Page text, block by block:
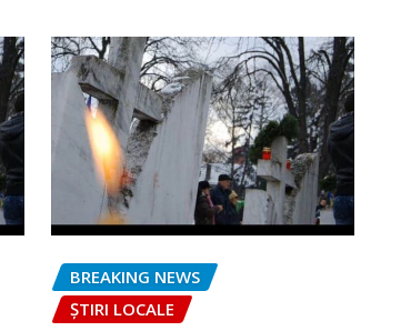
BREAKING NEWS
ȘTIRI LOCALE